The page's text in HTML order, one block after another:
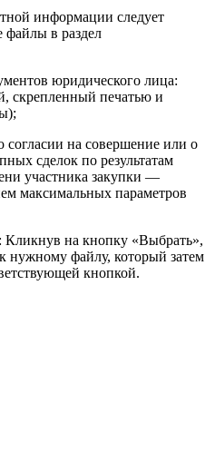
информации следует
файлы в раздел
юридического лица:
скрепленный печатью и
на совершение или о
сделок по результатам
участника закупки —
максимальных параметров
: Кликнув на кнопку «Выбрать»,
нужному файлу, который затем
кнопкой.